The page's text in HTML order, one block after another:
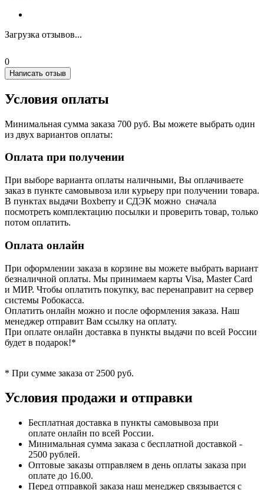
Загрузка отзывов...
0
Написать отзыв
Условия оплаты
Минимальная сумма заказа 700 руб. Вы можете выбрать один
из двух вариантов оплаты:
Оплата при получении
При выборе варианта оплаты наличными, Вы оплачиваете
заказ в пункте самовывоза или курьеру при получении товара.
В пунктах выдачи Boxberry и СДЭК можно сначала
посмотреть комплектацию посылки и проверить товар, только
потом оплатить.
Оплата онлайн
При оформлении заказа в корзине вы можете выбрать вариант
безналичной оплаты. Мы принимаем карты Visa, Master Card
и МИР. Чтобы оплатить покупку, вас перенаправит на сервер
системы Робокасса.
Оплатить онлайн можно и после оформления заказа. Наш
менеджер отправит Вам ссылку на оплату.
При оплате онлайн доставка в пункты выдачи по всей России
будет в подарок!*
* При сумме заказа от 2500 руб.
Условия продажи и отправки
Бесплатная доставка в пункты самовывоза при
оплате онлайн по всей России.
Минимальная сумма заказа с бесплатной доставкой -
2500 рублей.
Оптовые заказы отправляем в день оплаты заказа при
оплате до 16.00.
Перед отправкой заказа наш менеджер связывается с